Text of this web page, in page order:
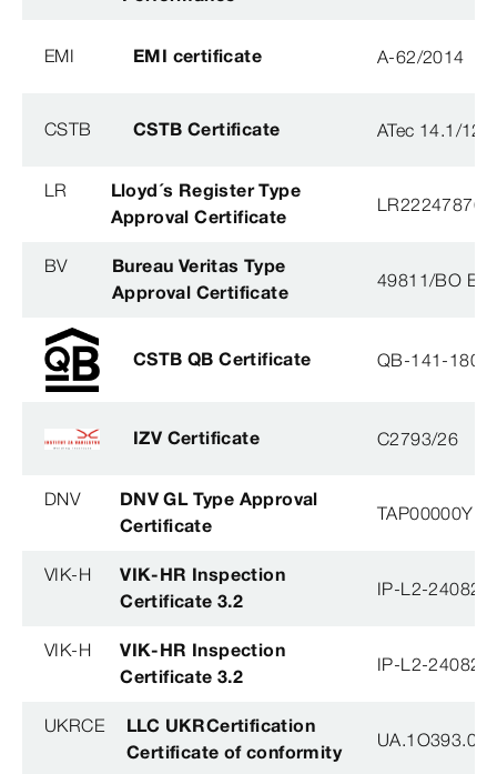
EMI EMI certificate A-62/2014
CSTB CSTB Certificate ATec 14.1/12-
LR
Lloyd´s Register Type
Approval Certificate
BV
Bureau Veritas Type
Approval Certificate
49811/BO BV
CSTB QB Certificate QB-141-
IZV Certificate C2793/26
DNV
DNV GL Type Approval
Certificate
TAP00000YB
VIK-H
VIK-HR Inspection
Certificate 3.2
IP-L2-
VIK-H
VIK-HR Inspection
Certificate 3.2
IP-L2-
UKRCE
LLC UKRCertification
Certificate of conformity